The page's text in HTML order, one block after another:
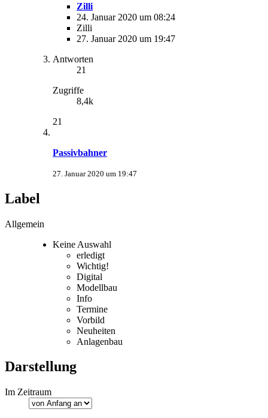
Zilli
24. Januar 2020 um 08:24
Zilli
27. Januar 2020 um 19:47
Antworten
21
Zugriffe
8,4k
21
Passivbahner
27. Januar 2020 um 19:47
Label
Allgemein
Keine Auswahl
erledigt
Wichtig!
Digital
Modellbau
Info
Termine
Vorbild
Neuheiten
Anlagenbau
Darstellung
Im Zeitraum